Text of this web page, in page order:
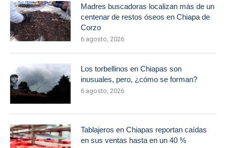
Madres buscadoras localizan más de un
centenar de restos óseos en Chiapa de
Corzo
6 agosto, 2026
Los torbellinos en Chiapas son
inusuales, pero, ¿cómo se forman?
6 agosto, 2026
Tablajeros en Chiapas reportan caídas
en sus ventas hasta en un 40 %